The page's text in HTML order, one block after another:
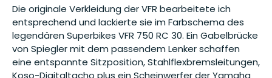
Die originale Verkleidung der VFR bearbeitete ich
entsprechend und lackierte sie im Farbschema des
legendären Superbikes VFR 750 RC 30. Ein Gabelbrücke
von Spiegler mit dem passendem Lenker schaffen
eine entspannte Sitzposition, Stahlflexbremsleitungen,
Koso-Digitaltacho plus ein Scheinwerfer der Yamaha